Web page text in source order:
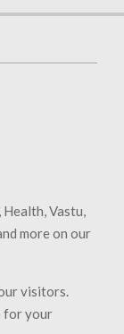
Vastu,
more on our
visitors.
for your